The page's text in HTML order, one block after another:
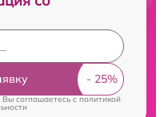
соглашаетесь c политикой